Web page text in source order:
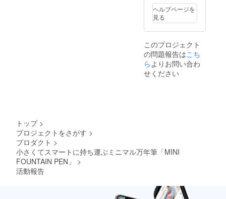
が、生
産、配
送状況
により
可能性
もござ
いま
す。 ※
送料込
ヘルプページを
見る
このプロジェクト
の問題報告はこち
ら よりお問い合わ
せください
トップ >
プロジェクトをさがす >
プロダクト >
小さくてスマートに持ち運ぶミニマル万年筆「MINI
FOUNTAIN PEN」
>
活動報告